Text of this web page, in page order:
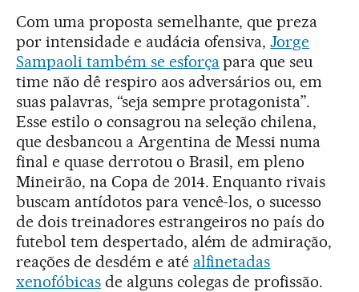
Com uma proposta semelhante, que preza
por intensidade e audácia ofensiva,Jorge
Sampaoli também se esforçapara que seu
time não dê respiro aos adversários ou, em
suas palavras, “seja sempre protagonista”.
Esse estilo o consagrou na seleção chilena,
que desbancou a Argentina de Messi numa
final e quase derrotou o Brasil, em pleno
Mineirão, na Copa de 2014. Enquanto rivais
buscam antídotos para vencê-los, o sucesso
de dois treinadores estrangeiros no país do
futebol tem despertado, além de admiração,
reações de desdém e até alfinetadas
xenofóbicasde alguns colegas de profissão.